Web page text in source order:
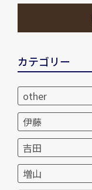
カテゴリー
other
伊藤
吉田
増山